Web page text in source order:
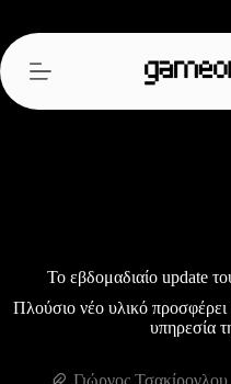
περιεχόμενο
Το εβδομαδιαίο update
Πλούσιο νέο υλικό
υπηρεσία
Γιώργος Τσακίρογλου